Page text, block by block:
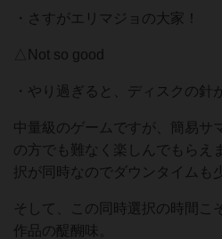
・さすがエリマジョの大家！
△Not so good
・やり過ぎると、ディスクの針
中量級のゲームですが、簡易サ
の方でも難なく楽しんでもらえ
択が同時なのでダウンタイムも
そして、この同時選択の時間こ
作品の醍醐味。